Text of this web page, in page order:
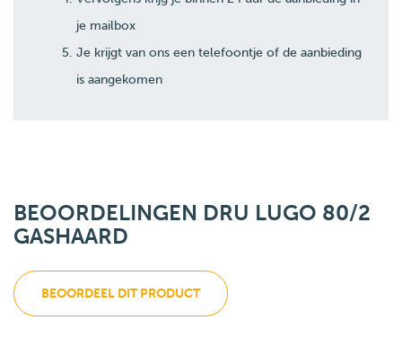
je mailbox
Je krijgt van ons een telefoontje of de aanbieding
is aangekomen
BEOORDELINGEN DRU LUGO 80/2
GASHAARD
BEOORDEEL DIT PRODUCT